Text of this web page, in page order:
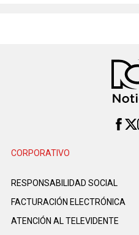
CORPORATIVO
RESPONSABILIDAD SOCIAL
FACTURACIÓN ELECTRÓNICA
ATENCIÓN AL TELEVIDENTE